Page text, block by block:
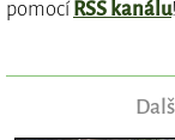
pomocíRSS kanálu!